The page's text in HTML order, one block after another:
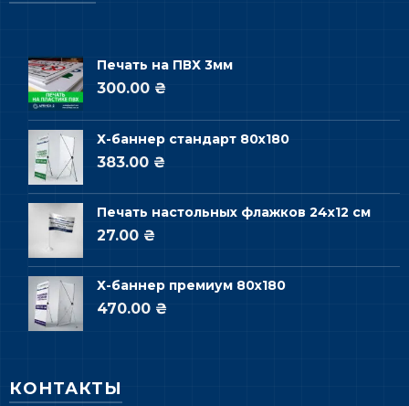
Печать на ПВХ 3мм
300.00 ₴
Х-баннер стандарт 80х180
383.00 ₴
Печать настольных флажков 24х12 см
27.00 ₴
Х-баннер премиум 80х180
470.00 ₴
КОНТАКТЫ